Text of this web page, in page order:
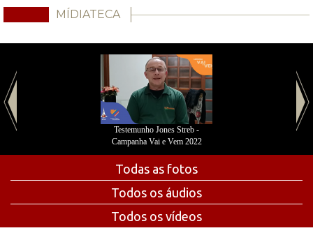
MÍDIATECA
Testemunho Jones Streb -
Campanha Vai e Vem 2022
Todas as fotos
Todos os áudios
Todos os vídeos